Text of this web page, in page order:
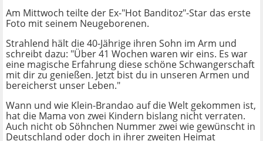
Am Mittwoch teilte der Ex-"Hot Banditoz"-Star das erste
Foto mit seinem Neugeborenen.
Strahlend hält die 40-Jährige ihren Sohn im Arm und
schreibt dazu: "Über 41 Wochen waren wir eins. Es war
eine magische Erfahrung diese schöne Schwangerschaft
mit dir zu genießen. Jetzt bist du in unseren Armen und
bereicherst unser Leben."
Wann und wie Klein-Brandao auf die Welt gekommen ist,
hat die Mama von zwei Kindern bislang nicht verraten.
Auch nicht ob Söhnchen Nummer zwei wie gewünscht in
Deutschland oder doch in ihrer zweiten Heimat